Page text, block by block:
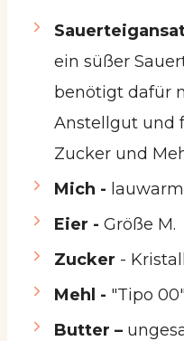
ein süßer
benötigt dafür
Anstellgut und
Zucker und
Mich -
Eier - Größe M.
Zucker -
Mehl - "Tipo
Butter –